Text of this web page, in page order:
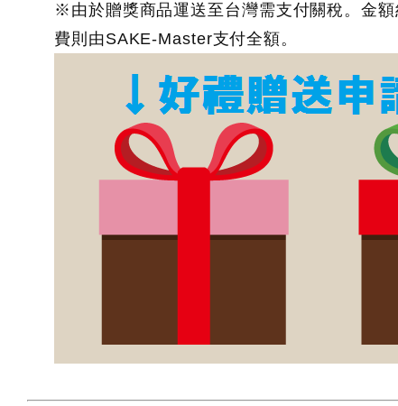
※由於贈獎商品運送至台灣需支付關稅。金
費則由SAKE-Master支付全額。